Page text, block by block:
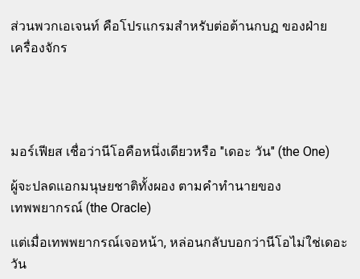
ส่วนพวกเอเจนท์ คือโปรแกรมสำหรับต่อต้านกบฏ ของฝ่าย
เครื่องจักร
มอร์เฟียส เชื่อว่านีโอคือหนึ่งเดียวหรือ "เดอะ วัน" (the One)
ผู้จะปลดแอกมนุษยชาติทั้งผอง ตามคำทำนายของ
เทพพยากรณ์ (the Oracle)
แต่เมื่อเทพพยากรณ์เจอหน้า, หล่อนกลับบอกว่านีโอไม่ใช่เดอะ
วัน